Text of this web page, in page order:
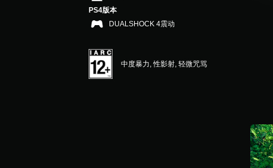
，
个
价
）
PS4版本
DUALSHOCK 4震动
中度暴力, 性影射, 轻微咒骂